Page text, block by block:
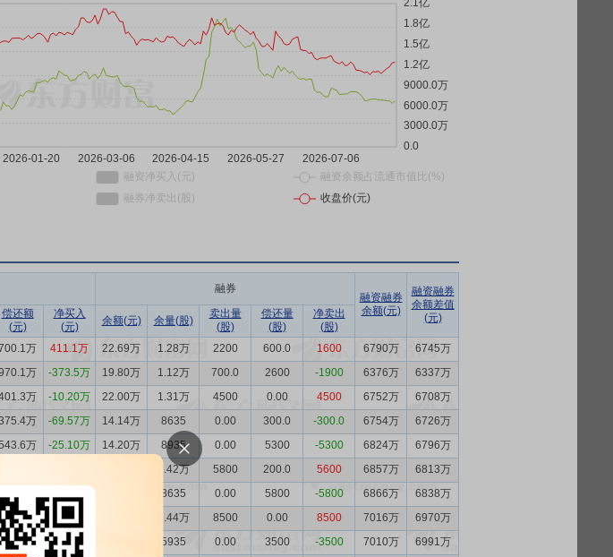
融券
融资融券
余额(元)
融资融券
余额差值
(元)
偿还额
(元)
净买入
(元)
余额(元) 余量(股)
卖出量
(股)
偿还量
(股)
净卖出
(股)
万 411.1万 22.69万 1.28万 2200 600.0 1600 6790万
6745万
万 -373.5万 19.80万 1.12万 700.0 2600 -1900 6376万
6337万
万 -10.20万 22.00万 1.31万 4500 0.00 4500 6752万
6708万
万 -69.57万 14.14万 8635 0.00 300.0 -300.0 6754万
6726万
万 -25.10万 14.20万 8935 0.00 5300 -5300 6824万
6796万
1.42万 5800 200.0 5600 6857万
6813万
8635 0.00 5800 -5800 6866万
6838万
368.7万 -7.18万 1.44万 8500 0.00 8500 7016万
6970万
万 79.29万 5935 0.00 3500 -3500 7010万
6991万